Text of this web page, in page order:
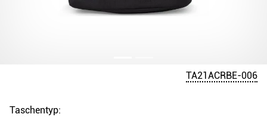
TA21ACRBE-006
Taschentyp: